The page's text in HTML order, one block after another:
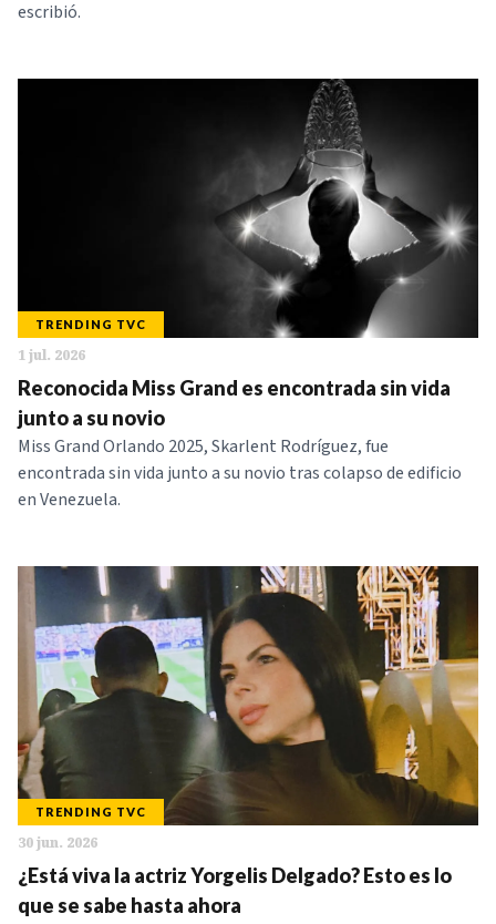
escribió.
TRENDING TVC
1 jul. 2026
Reconocida Miss Grand es encontrada sin vida
junto a su novio
Miss Grand Orlando 2025, Skarlent Rodríguez, fue
encontrada sin vida junto a su novio tras colapso de edificio
en Venezuela.
TRENDING TVC
30 jun. 2026
¿Está viva la actriz Yorgelis Delgado? Esto es lo
que se sabe hasta ahora